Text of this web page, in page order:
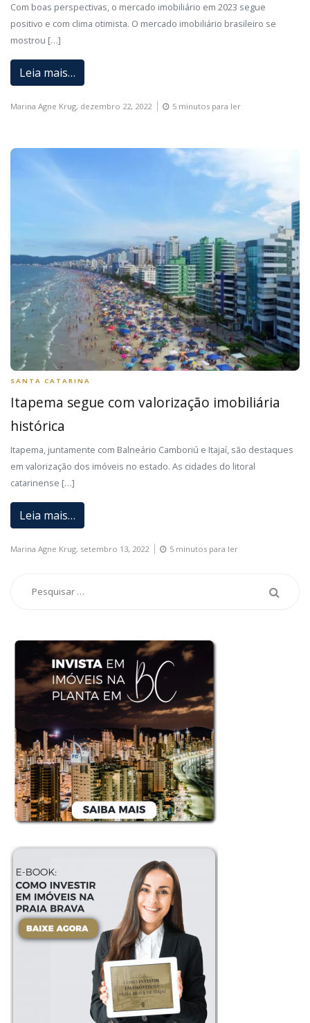
Com boas perspectivas, o mercado imobiliário em 2023 segue
positivo e com clima otimista. O mercado imobiliário brasileiro se
mostrou […]
Leia mais…
Marina Agne Krug, dezembro 22, 2022 5 minutos para ler
SANTA CATARINA
Itapema segue com valorização imobiliária
histórica
Itapema, juntamente com Balneário Camboriú e Itajaí, são destaques
em valorização dos imóveis no estado. As cidades do litoral
catarinense […]
Leia mais…
Marina Agne Krug, setembro 13, 2022 5 minutos para ler